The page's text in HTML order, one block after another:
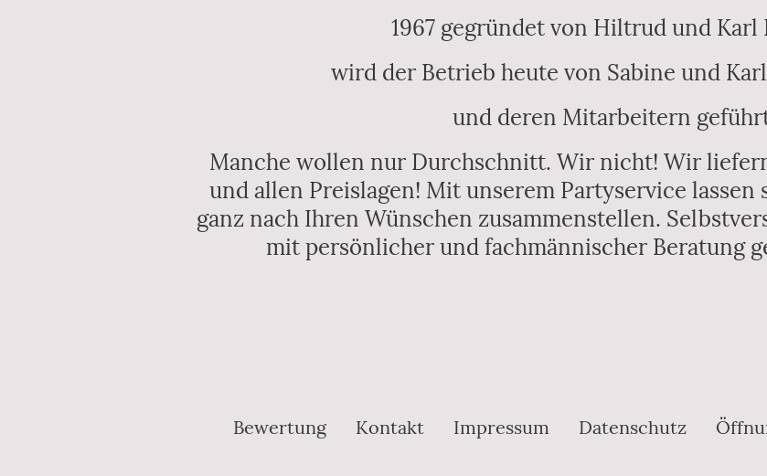
1967 gegründet von Hiltrud und Karl
wird der Betrieb heute von Sabine und
und deren Mitarbeitern
Manche wollen nur Durchschnitt. Wir nicht! Wir
und allen Preislagen! Mit unserem Partyservice lassen
ganz nach Ihren Wünschen zusammenstellen.
mit persönlicher und fachmännischer Beratung
Bewertung Kontakt Impressum Datenschutz